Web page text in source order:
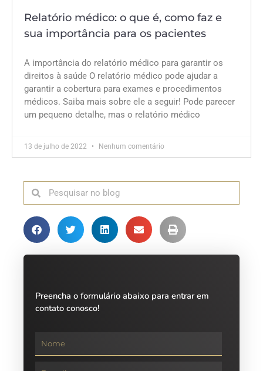
Relatório médico: o que é, como faz e
sua importância para os pacientes
A importância do relatório médico para garantir os
direitos à saúde O relatório médico pode ajudar a
garantir a cobertura para exames e procedimentos
médicos. Saiba mais sobre ele a seguir! Pode parecer
um pequeno detalhe, mas o relatório médico
13 de julho de 2022 Nenhum comentário
Preencha o formulário abaixo para entrar em
contato conosco!